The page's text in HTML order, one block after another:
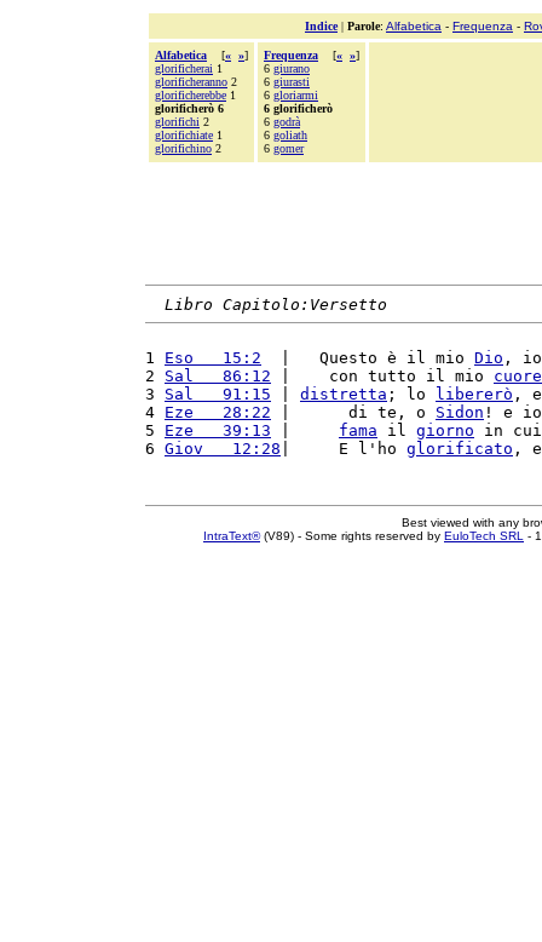
Indice| Parole: Alfabetica - Frequenza -
Alfabetica [« »]
glorificherai 1
glorificheranno 2
glorificherebbe 1
glorificherò 6
glorifichi 2
glorifichiate 1
glorifichino 2
Frequenza [« »]
6 giurano
6 giurasti
6 gloriarmi
6 glorificherò
6 godrà
6 goliath
6 gomer
Libro Capitolo:Versetto
1 Eso   15:2
  |   Questo è il mio
Dio ,
2 Sal   86:12 |    con tutto il mio cuore
3 Sal   91:15 distretta ; lo libererò ,
4 Eze   28:22 |      di te, o Sidon ! e
5 Eze   39:13 fama il giorno in
6 Giov   12:28 |     E l'ho glorificato ,
Best viewed with any
IntraText®(V89) - Some rights reserved by EuloTech SRL -